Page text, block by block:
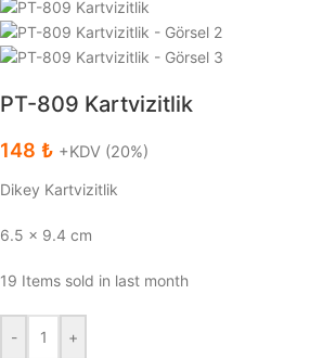
PT-809 Kartvizitlik
148 ₺ +KDV (20%)
Dikey Kartvizitlik
6.5 x 9.4 cm
19 Items sold in last month
- +